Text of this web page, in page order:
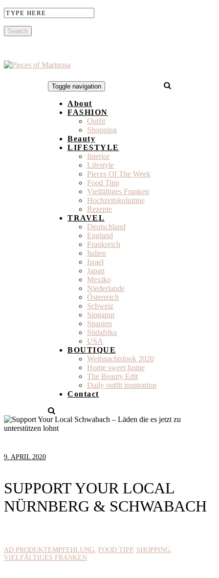
Toggle navigation
About
FASHION
Outfit
Shopping
Beauty
LIFESTYLE
Interior
Lifestyle
Pieces Of The Week
Food Tipp
Vielfältiges Franken
Hochzeitskolumne
Rezepte
TRAVEL
Deutschland
England
Frankreich
Italien
Israel
Japan
Mexiko
Niederlande
Österreich
Schweiz
Singapur
Spanien
Südafrika
USA
BOUTIQUE
Weihnachtslook 2020
Home sweet home
The Beauty Edit
Daily outfit inspiration
Contact
9. APRIL 2020
SUPPORT YOUR LOCAL
NÜRNBERG & SCHWABACH
AD PRODUKTEMPFEHLUNG FOOD TIPP SHOPPING
VIELFÄLTIGES FRANKEN